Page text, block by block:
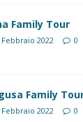
Family Tour
Febbraio 2022 0
Family
Febbraio 2022 0